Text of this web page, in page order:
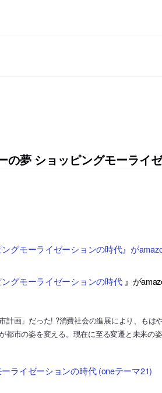
夢 ショッピングモーライ
グモーライゼーションの時代』が
グモーライゼーションの時代 』が
計画」だった! ?消費社会の進展により、もは
市の姿を変える。現在に至る変遷と未来の姿
ライゼーションの時代 (oneテーマ21)